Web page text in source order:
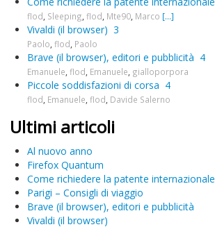
flod Sleeping flod Mte90 Marco [...]
Vivaldi (il browser) 3
Paolo flod Paolo
Brave (il browser), editori e pubblicità 4
Emanuele flod Emanuele gialloporpora
Piccole soddisfazioni di corsa 4
flod Emanuele flod Davide Salerno
Ultimi articoli
Al nuovo anno
Firefox Quantum
Come richiedere la patente internazionale
Parigi – Consigli di viaggio
Brave (il browser), editori e pubblicità
Vivaldi (il browser)